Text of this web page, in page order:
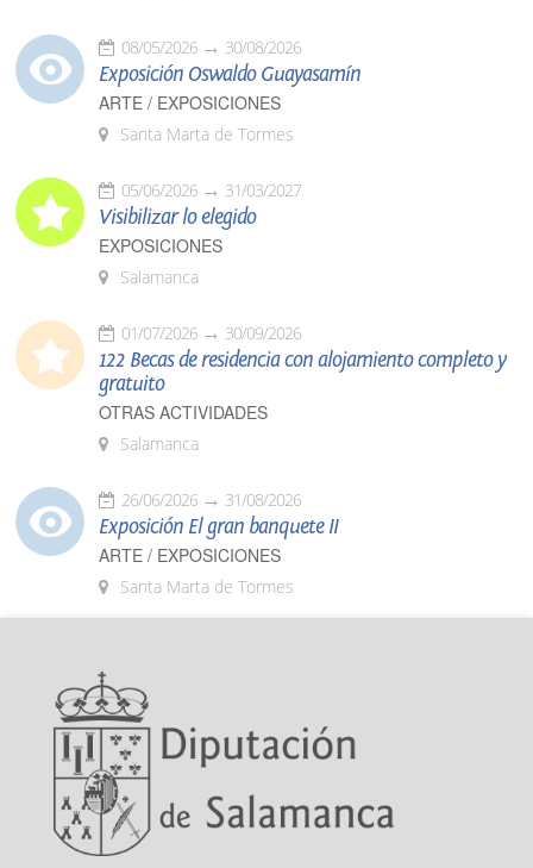
08/05/2026 30/08/2026
Exposición Oswaldo Guayasamín
ARTE / EXPOSICIONES
Santa Marta de Tormes
05/06/2026 31/03/2027
Visibilizar lo elegido
EXPOSICIONES
Salamanca
01/07/2026 30/09/2026
122 Becas de residencia con alojamiento completo y
gratuito
OTRAS ACTIVIDADES
Salamanca
26/06/2026 31/08/2026
Exposición El gran banquete II
ARTE / EXPOSICIONES
Santa Marta de Tormes